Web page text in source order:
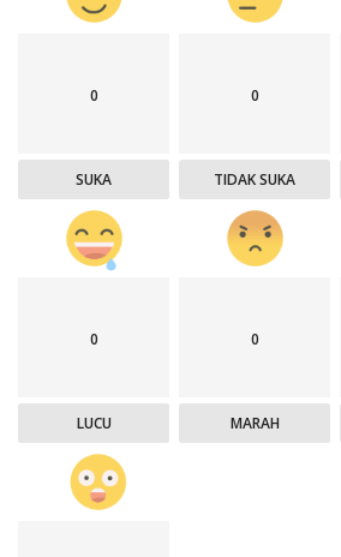
0
SUKA
0
TIDAK SUKA
0
LUCU
0
MARAH